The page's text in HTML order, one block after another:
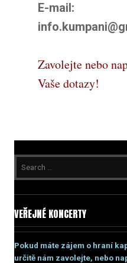
E-mail:
Zavolejte nebo
Vaše dotazy!
VEŘEJNÉ KONCERTY
Pokud máte zájem o hraní
určitě nám zavolejte, nebo